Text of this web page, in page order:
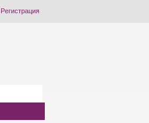
Регистрация